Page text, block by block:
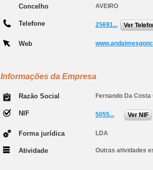
Concelho AVEIRO
Telefone 25691... Ver
Web
Informações da Empresa
Razão Social Fernando Da
NIF 5055... Ver NIF
Forma jurídica LDA
Atividade Outras atividades